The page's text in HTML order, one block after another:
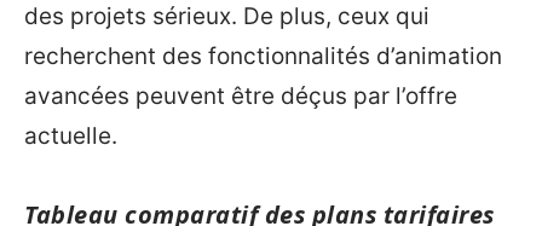
des projets sérieux. De plus, ceux qui
recherchent des fonctionnalités d’animation
avancées peuvent être déçus par l’offre
actuelle.
Tableau comparatif des plans tarifaires